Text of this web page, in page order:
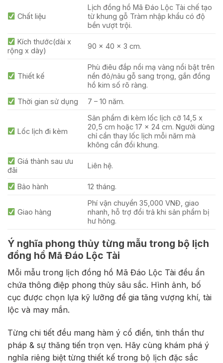
Chất liệu
Lịch đồng hồ Mã Đáo Lộc Tài chế tạo
từ khung gỗ Tràm nhập khẩu có độ
bền vượt trội.
Kích thước(dài x
rộng x dày)
90 x 40 x 3 cm.
Thiết kế
Phù điêu đắp nổi mạ vàng nổi bật trên
nền đỏ/nâu gỗ sang trọng, gắn đồng
hồ kim số rõ ràng.
Thời gian sử dụng
7 – 10 năm.
Lốc lịch đi kèm
Sản phẩm đi kèm lốc lịch cỡ 14,5 x
20,5 cm hoặc 17 x 24 cm. Người dùng
chỉ cần thay lốc lịch mỗi năm mà
không cần đổi khung.
Giá thành sau ưu
đãi
Liên hệ.
Bảo hành 12 tháng.
Giao hàng
Phí vận chuyển 35,000 VNĐ, giao
nhanh, hỗ trợ đổi trả khi sản phẩm bị
hư hỏng.
Ý nghĩa phong thủy từng mẫu trong bộ lịch
đồng hồ Mã Đáo Lộc Tài
Mỗi mẫu trong lịch đồng hồ Mã Đáo Lộc Tài đều ẩn
chứa thông điệp phong thủy sâu sắc. Hình ảnh, bố
cục được chọn lựa kỹ lưỡng để gia tăng vượng khí, tài
lộc và may mắn.
Từng chi tiết đều mang hàm ý cổ điển, tinh thần thư
pháp & sự thăng tiến trọn vẹn. Hãy cùng khám phá ý
nghĩa riêng biệt từng thiết kế trong bộ lịch đặc sắc